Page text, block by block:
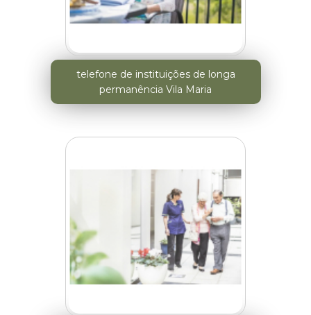
telefone de instituições de longa
permanência Vila Maria